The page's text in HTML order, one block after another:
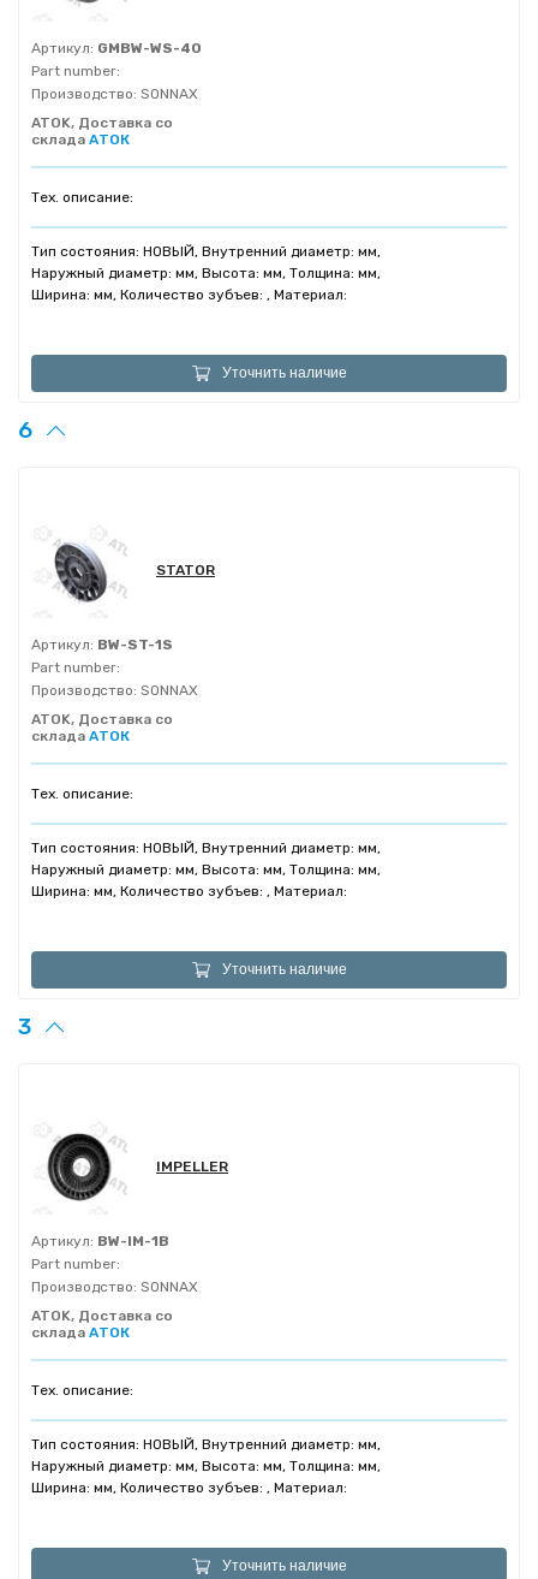
Артикул: GMBW-WS-40
Part number:
Производство: SONNAX
ATOK, Доставка со
склада АТОК
Тех. описание:
Тип состояния: НОВЫЙ, Внутренний диаметр: мм,
Наружный диаметр: мм, Высота: мм, Толщина: мм,
Ширина: мм, Количество зубъев: , Материал:
Уточнить наличие
6
STATOR
Артикул: BW-ST-1S
Part number:
Производство: SONNAX
ATOK, Доставка со
склада АТОК
Тех. описание:
Тип состояния: НОВЫЙ, Внутренний диаметр: мм,
Наружный диаметр: мм, Высота: мм, Толщина: мм,
Ширина: мм, Количество зубъев: , Материал:
Уточнить наличие
3
IMPELLER
Артикул: BW-IM-1B
Part number:
Производство: SONNAX
ATOK, Доставка со
склада АТОК
Тех. описание:
Тип состояния: НОВЫЙ, Внутренний диаметр: мм,
Наружный диаметр: мм, Высота: мм, Толщина: мм,
Ширина: мм, Количество зубъев: , Материал:
Уточнить наличие